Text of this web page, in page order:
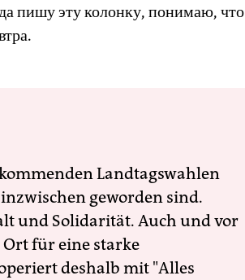
пишу эту колонку, понимаю, что
Landtagswahlen
geworden sind.
und Solidarität. Auch und vor
für eine starke
deshalb mit "Alles